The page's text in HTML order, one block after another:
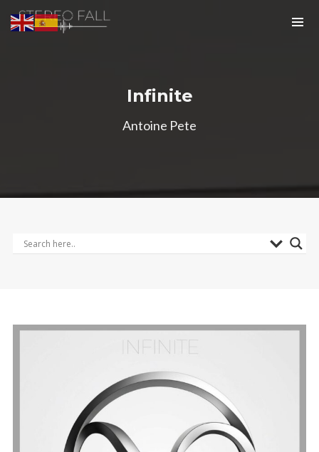
Infinite
Antoine Pete